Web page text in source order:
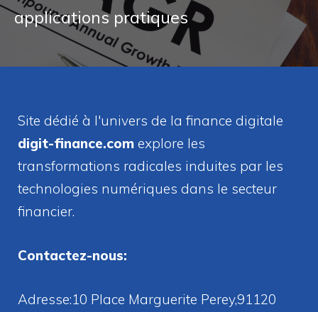
applications pratiques
Site dédié à l'univers de la finance digitale
digit-finance.com explore les
transformations radicales induites par les
technologies numériques dans le secteur
financier.
Contactez-nous:
Adresse:10 Place Marguerite Perey,91120